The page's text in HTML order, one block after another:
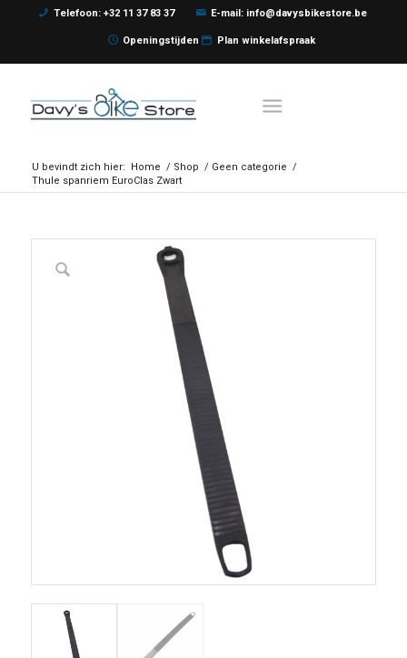
Telefoon: +32 11 37 83 37 E-mail: info@davysbikestore.be
Openingstijden Plan winkelafspraak
U bevindt zich hier: Home / Shop / Geen categorie /
Thule spanriem EuroClas Zwart